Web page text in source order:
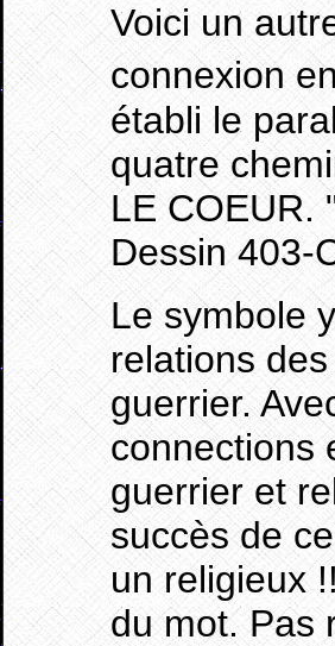
Voici un
connexion
établi le
quatre
LE COEUR.
Dessin 403-
Le symbole
relations
guerrier.
connections
guerrier et
succès de
un religieux
du mot. Pas